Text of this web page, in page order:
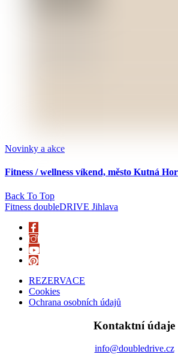
Novinky a akce
Fitness / wellness víkend, město Kutná
Back To Top
Fitness doubleDRIVE Jihlava
REZERVACE
Cookies
Ochrana osobních údajů
Kontaktní údaje
info@doubledrive.cz